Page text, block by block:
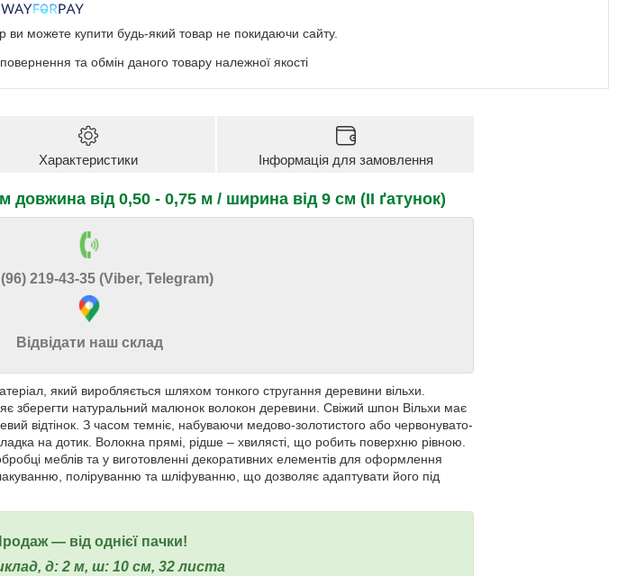
ви можете купити будь-який товар не покидаючи сайту.
та обмін даного товару належної якості
Характеристики Інформація для замовлення
від 0,50 - 0,75 м / ширина від 9 см (IІ ґатунок)
219-43-35 (Viber, Telegram)
Відвідати наш склад
який виробляється шляхом тонкого стругання деревини вільхи.
зберегти натуральний малюнок волокон деревини. Свіжий шпон Вільхи має
відтінок. З часом темніє, набуваючи медово-золотистого або червонувато-
на дотик. Волокна прямі, рідше – хвилясті, що робить поверхню рівною.
меблів та у виготовленні декоративних елементів для оформлення
поліруванню та шліфуванню, що дозволяє адаптувати його під
― від однієї пачки!
д: 2 м, ш: 10 см, 32 листа